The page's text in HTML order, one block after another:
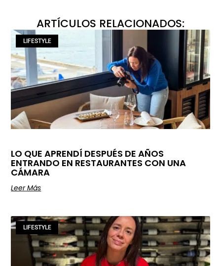
ARTÍCULOS RELACIONADOS:
LIFESTYLE
LO QUE APRENDÍ DESPUÉS DE AÑOS
ENTRANDO EN RESTAURANTES CON UNA
CÁMARA
Leer Más
LIFESTYLE